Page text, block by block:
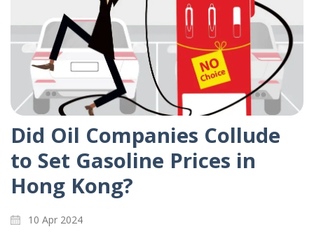
Did Oil Companies Collude
to Set Gasoline Prices in
Hong Kong?
10 Apr 2024